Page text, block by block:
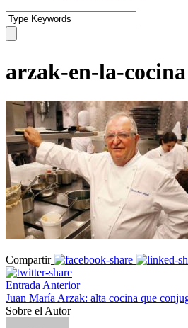
arzak-en-la-cocina
Compartir
Entrada Anterior
Juan María Arzak: alta cocina que
Sobre el Autor